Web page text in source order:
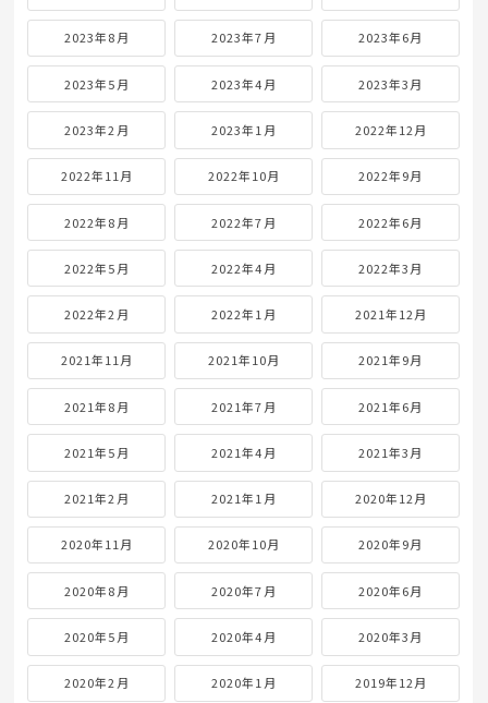
2023年8月 2023年7月 2023年6月
2023年5月 2023年4月 2023年3月
2023年2月 2023年1月 2022年12月
2022年11月 2022年10月 2022年9月
2022年8月 2022年7月 2022年6月
2022年5月 2022年4月 2022年3月
2022年2月 2022年1月 2021年12月
2021年11月 2021年10月 2021年9月
2021年8月 2021年7月 2021年6月
2021年5月 2021年4月 2021年3月
2021年2月 2021年1月 2020年12月
2020年11月 2020年10月 2020年9月
2020年8月 2020年7月 2020年6月
2020年5月 2020年4月 2020年3月
2020年2月 2020年1月 2019年12月